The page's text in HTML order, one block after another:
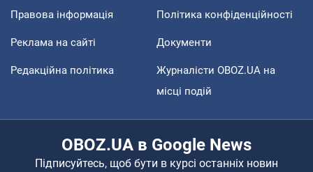
Правова інформація Політика конфіденційності
Реклама на сайті Документи
Редакційна політика
Журналісти OBOZ.UA на
місці подій
OBOZ.UA в Google News
Підписуйтесь, щоб бути в курсі останніх новин